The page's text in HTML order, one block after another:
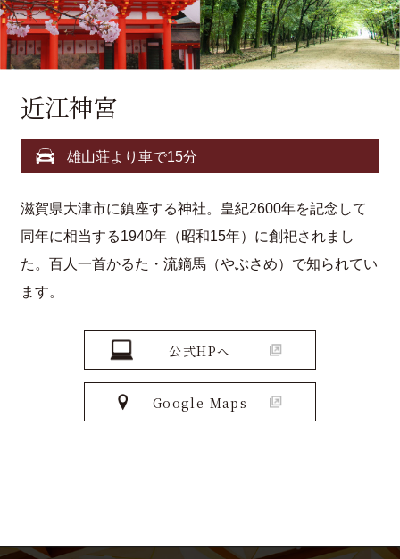
近江神宮
雄山荘より車で15分
滋賀県大津市に鎮座する神社。皇紀2600年を記念して
同年に相当する1940年（昭和15年）に創祀されまし
た。百人一首かるた・流鏑馬（やぶさめ）で知られてい
ます。
公式HPへ
Google Maps